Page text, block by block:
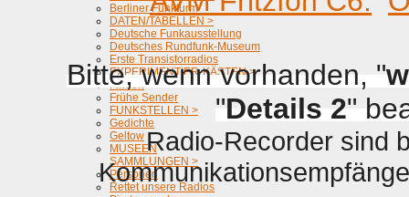
Berliner Funkturm
DATEN/TABELLEN >
Deutsche Funkausstellung
Deutsches Rundfunk-Museum
Erste Transistorradios
EXPERIMENTIER-KÄSTEN >
Firmen
Frühe Sender
FUNKSTELLEN >
Gedichte
Geltow
MUSEEN
SAMMLUNGEN >
Personen
Rettet unsere Radios
Bitte, wenn vorhanden, "
"Details 2"
Radio-Recorder sind